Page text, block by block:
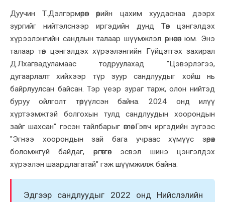
Дуучин Т.Дэлгэрмөрөн өөрийн цахим хуудаснаа дээрх
зургийг нийтэлснээр иргэдийн дунд Төв цэнгэлдэх
хүрээлэнгийн сандлын талаар шүүмжлэл өрнөсөн юм. Энэ
талаар төв цэнгэлдэх хүрээлэнгийн Гүйцэтгэх захирал
Д.Лхагвадуламаас тодруулахад "Цэвэрлэгээ,
дугаарлалт хийхээр түр зуур сандлуудыг хойш нь
байрлуулсан байсан. Тэр үеэр зураг тарж, олон нийтэд
буруу ойлголт төрүүлсэн байна. 2024 онд илүү
хүртээмжтэй болгохын тулд сандлуудын хоорондын
зайг шахсан" гэсэн тайлбарыг өглөө. Гэвч иргэдийн зүгээс
"Эгнээ хоорондын зай бага учраас хүмүүс зөрөх
боломжгүй байдаг, өргөтгөл эсвэл шинэ цэнгэлдэх
хүрээлэн шаардлагатай" гэж шүүмжилж байна.
Эдгээр сандлуудыг 2022 онд Нийслэлийн